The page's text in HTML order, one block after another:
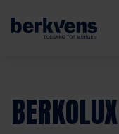
Deuren
Eengezinswoning
Aannemer
Inbraakwerend
mijndeur.nl
Blog